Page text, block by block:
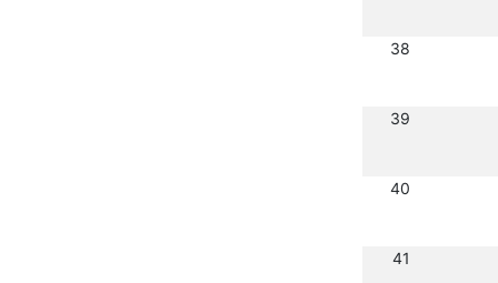
38
39
40
41